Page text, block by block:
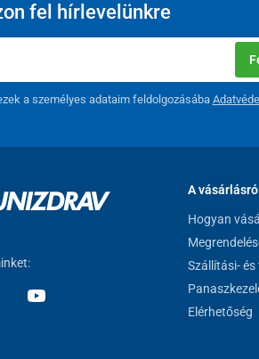
fel hírlevelünkre
a személyes adataim feldolgozásába
A vásárlásról
Hogyan
Szállítási-
Elérhetőség